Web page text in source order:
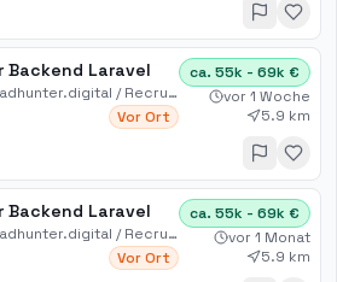
Backend Laravel
Ilias Vassiliou & Team / headhunter.digital / Recruiting für Digital, Sales, IT, KI, Automation
Vor Ort
ca. 55k - 69k €
vor 1 Woche
5.9 km
Backend Laravel
Ilias Vassiliou & Team / headhunter.digital / Recruiting für Digital, Sales, IT, KI, Automation
Vor Ort
ca. 55k - 69k €
vor 1 Monat
5.9 km